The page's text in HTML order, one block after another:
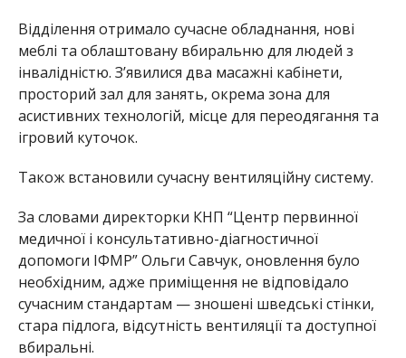
Відділення отримало сучасне обладнання, нові
меблі та облаштовану вбиральню для людей з
інвалідністю. З’явилися два масажні кабінети,
просторий зал для занять, окрема зона для
асистивних технологій, місце для переодягання та
ігровий куточок.
Також встановили сучасну вентиляційну систему.
За словами директорки КНП “Центр первинної
медичної і консультативно-діагностичної
допомоги ІФМР” Ольги Савчук, оновлення було
необхідним, адже приміщення не відповідало
сучасним стандартам — зношені шведські стінки,
стара підлога, відсутність вентиляції та доступної
вбиральні.